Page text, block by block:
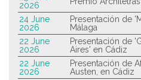
2026
24 June
2026
Presentación de
Málaga
22 June
2026
Presentación de
Aires' en Cádiz
22 June
2026
Presentación de
Austen, en Cádiz